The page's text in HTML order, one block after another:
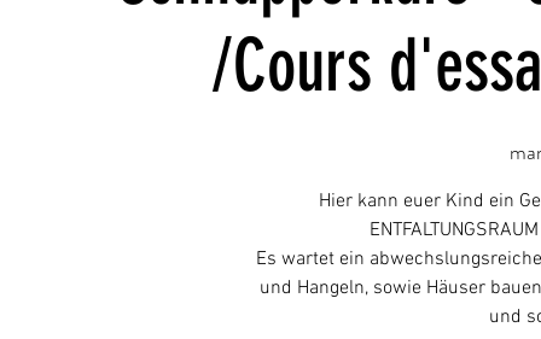
/Cours
Hier kann euer Kind ein
Es wartet ein
und Hangeln, sowie Häuser
und